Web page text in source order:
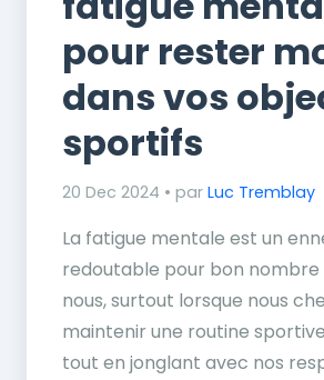
pour rester
dans vos
sportifs
20 Dec 2024 • par Luc Tremblay
La fatigue mentale est un
redoutable pour bon
nous, surtout lorsque nous
maintenir une routine
tout en jonglant avec nos